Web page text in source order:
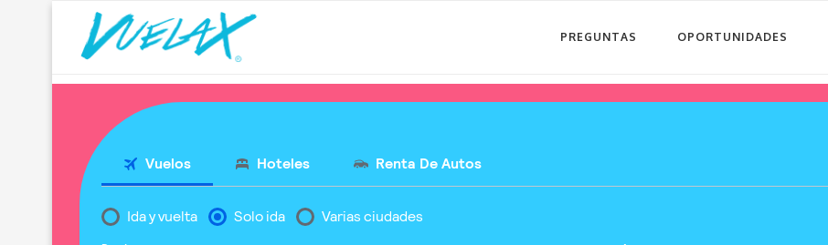
PREGUNTAS OPORTUNIDADES